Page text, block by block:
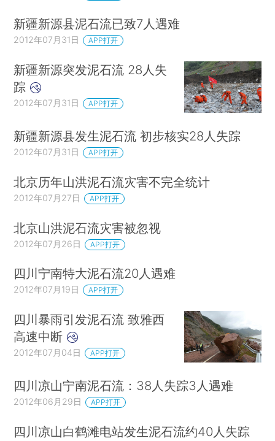
新疆新源县泥石流已致7人遇难
2012年07月31日 APP打开
新疆新源突发泥石流 28人失
踪
2012年07月31日 APP打开
新疆新源县发生泥石流 初步核实28人失踪
2012年07月31日 APP打开
北京历年山洪泥石流灾害不完全统计
2012年07月27日 APP打开
北京山洪泥石流灾害被忽视
2012年07月26日 APP打开
四川宁南特大泥石流20人遇难
2012年07月19日 APP打开
四川暴雨引发泥石流 致雅西
高速中断
2012年07月04日 APP打开
四川凉山宁南泥石流：38人失踪3人遇难
2012年06月29日 APP打开
四川凉山白鹤滩电站发生泥石流约40人失踪